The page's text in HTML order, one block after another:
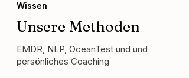
Wissen
Unsere Methoden
EMDR, NLP, OceanTest und und
persönliches Coaching